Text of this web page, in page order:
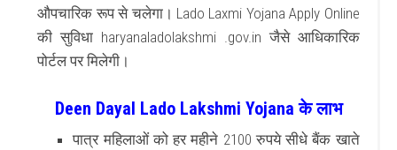
औपचारिक रूप से चलेगा। Lado Laxmi Yojana Apply Online
की सुविधा haryanaladolakshmi .gov.in जैसे आधिकारिक
पोर्टल पर मिलेगी।
Deen Dayal Lado Lakshmi Yojana के लाभ
पात्र महिलाओं को हर महीने 2100 रुपये सीधे बैंक खाते